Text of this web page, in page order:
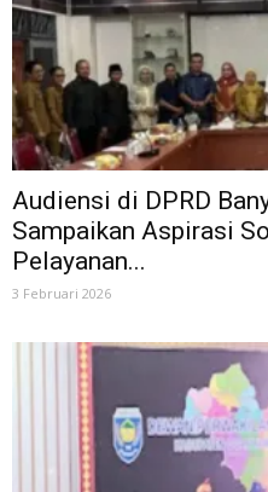
Audiensi di DPRD
Sampaikan Aspirasi
Pelayanan...
3 Februari 2026